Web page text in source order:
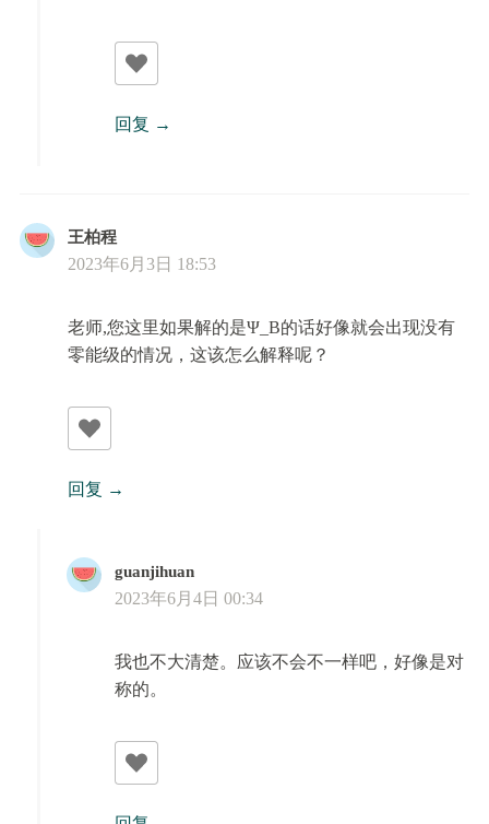
回复
王柏程
2023年6月3日 18:53
老师,您这里如果解的是Ψ_B的话好像就会出现没有
零能级的情况，这该怎么解释呢？
回复
guanjihuan
2023年6月4日 00:34
我也不大清楚。应该不会不一样吧，好像是对
称的。